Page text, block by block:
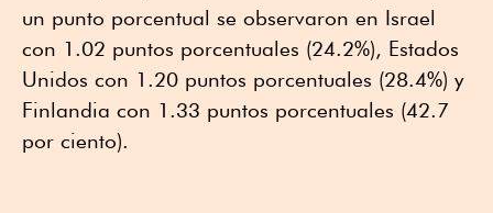
un punto porcentual se observaron en Israel
con 1.02 puntos porcentuales (24.2%), Estados
Unidos con 1.20 puntos porcentuales (28.4%) y
Finlandia con 1.33 puntos porcentuales (42.7
por ciento).